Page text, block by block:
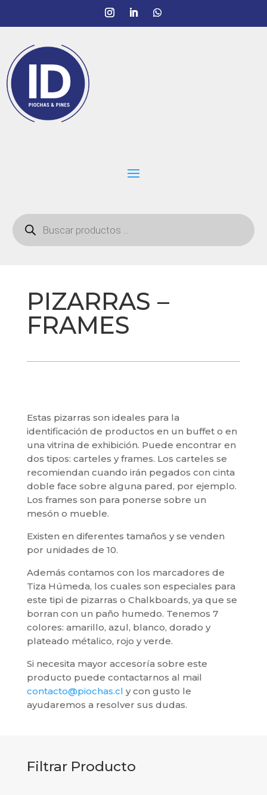
Búsqueda
de
productos
PIZARRAS –
FRAMES
Estas pizarras son ideales para la
identificación de productos en un buffet o en
una vitrina de exhibición. Puede encontrar en
dos tipos: carteles y frames. Los carteles se
recomiendan cuando irán pegados con cinta
doble face sobre alguna pared, por ejemplo.
Los frames son para ponerse sobre un
mesón o mueble.
Existen en diferentes tamaños y se venden
por unidades de 10.
Además contamos con los marcadores de
Tiza Húmeda, los cuales son especiales para
este tipi de pizarras o Chalkboards, ya que se
borran con un paño humedo. Tenemos 7
colores: amarillo, azul, blanco, dorado y
plateado métalico, rojo y verde.
Si necesita mayor accesoría sobre este
producto puede contactarnos al mail
contacto@piochas.cl y con gusto le
ayudaremos a resolver sus dudas.
Filtrar Producto